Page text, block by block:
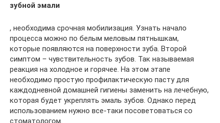
зубной эмали
, необходима срочная мобилизация. Узнать начало
процесса можно по белым меловым пятнышкам,
которые появляются на поверхности зуба. Второй
симптом – чувствительность зубов. Так называемая
реакция на холодное и горячее. На этом этапе
необходимо простую профилактическую пасту для
каждодневной домашней гигиены заменить на лечебную,
которая будет укреплять эмаль зубов. Однако перед
использованием нужно все-таки посоветоваться со
стоматологом.